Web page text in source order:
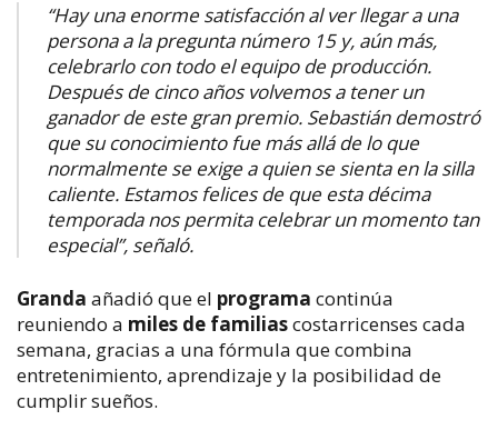
“Hay una enorme satisfacción al ver llegar a una
persona a la pregunta número 15 y, aún más,
celebrarlo con todo el equipo de producción.
Después de cinco años volvemos a tener un
ganador de este gran premio. Sebastián demostró
que su conocimiento fue más allá de lo que
normalmente se exige a quien se sienta en la silla
caliente. Estamos felices de que esta décima
temporada nos permita celebrar un momento tan
especial”, señaló.
Granda añadió que el programa continúa
reuniendo a miles de familiascostarricenses cada
semana, gracias a una fórmula que combina
entretenimiento, aprendizaje y la posibilidad de
cumplir sueños.